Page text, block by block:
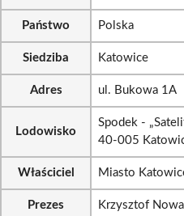
Państwo Polska
Siedziba Katowice
Adres ul. Bukowa 1A
Lodowisko
Spodek -
40-005
Właściciel Miasto
Prezes Krzysztof